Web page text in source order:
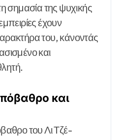
σημασία της ψυχικής
έχουν
του, κάνοντάς
και
και
του Λι Τζέ-